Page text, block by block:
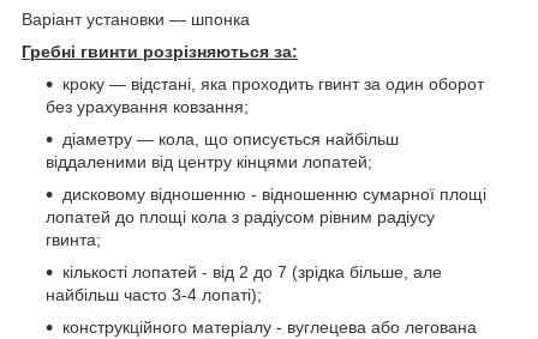
Варіант установки — шпонка
Гребні гвинти розрізняються за:
кроку — відстані, яка проходить гвинт за один оборот
без урахування ковзання;
діаметру — кола, що описується найбільш
віддаленими від центру кінцями лопатей;
дисковому відношенню - відношенню сумарної площі
лопатей до площі кола з радіусом рівним радіусу
гвинта;
кількості лопатей - від 2 до 7 (зрідка більше, але
найбільш часто 3-4 лопаті);
конструкційного матеріалу - вуглецева або легована